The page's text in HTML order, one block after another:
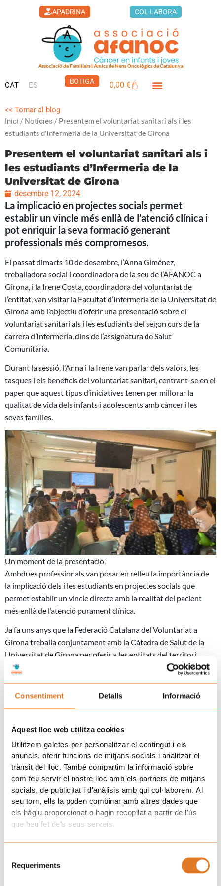
Consentiment Detalls Informació
Aquest lloc web utilitza cookies
Utilitzem galetes per personalitzar el contingut i els
anuncis, oferir funcions de mitjans socials i analitzar el
trànsit del lloc. També compartim la informació sobre
com feu servir el nostre lloc amb els partners de mitjans
socials, de publicitat i d'anàlisis amb qui col·laborem. Al
seu torn, ells la poden combinar amb altres dades que
els hàgiu proporcionat o hagin recopilat a partir de l'ús
que heu fet dels seus serveis.
Requeriments
APADRINA COL·LABORA
Associació de Familiars i Amics de Nens Oncològics de Catalunya
CAT ES BOTIGA 0,00€Cistella
<< Tornar al blog
Inici / Notícies / Presentem el voluntariat sanitari als i les
estudiants d’Infermeria de la Universitat de Girona
Presentem el voluntariat sanitari als i
les estudiants d’Infermeria de la
Universitat de Girona
desembre 12, 2024
La implicació en projectes socials permet
establir un vincle més enllà de l’atenció clínica i
pot enriquir la seva formació generant
professionals més compromesos.
El passat dimarts 10 de desembre, l’Anna Giménez,
treballadora social i coordinadora de la seu de l’AFANOC a
Girona, i la Irene Costa, coordinadora del voluntariat de
l’entitat, van visitar la Facultat d’Infermeria de la Universitat de
Girona amb l’objectiu d’oferir una presentació sobre el
voluntariat sanitari als i les estudiants del segon curs de la
carrera d’Infermeria, dins de l’assignatura de Salut
Comunitària.
Durant la sessió, l’Anna i la Irene van parlar dels valors, les
tasques i els beneficis del voluntariat sanitari, centrant-se en el
paper que aquest tipus d’iniciatives tenen per millorar la
qualitat de vida dels infants i adolescents amb càncer i les
seves famílies.
Un moment de la presentació.
Ambdues professionals van posar en relleu la importància de
la implicació dels i les estudiants en projectes socials que
permet establir un vincle directe amb la realitat del pacient
més enllà de l’atenció purament clínica.
Ja fa uns anys que la Federació Catalana del Voluntariat a
Girona treballa conjuntament amb la Càtedra de Salut de la
Universitat de Girona per oferir a les entitats del territori
poder presentar els seus projectes de voluntariat sanitari, amb
l’objectiu de conscienciar als i les alumnes i que vagin a alguna
de les entitats a col·laborar a través d’una acció de voluntariat.
Aquesta experiència pot enriquir la seva formació, tant des del
sent professionals més compromesos i empàtics en el futur.
Prev
ANTERIOR SEGÜENT
Uneix-te a la família d'Afanoc
i la
Política de Privacitat.